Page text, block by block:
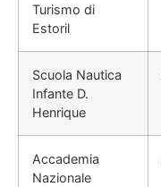
Turismo di
Estoril
Scuola Nautica
Infante D.
Henrique
Accademia
Nazionale